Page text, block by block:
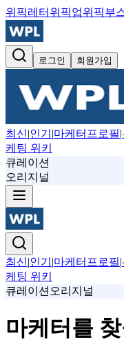
위픽레터 위픽업위픽부
로그인 회원가입
최신|인기 |마케터프로필|
케팅 위키
큐레이션
오리지널
최신|인기 |마케터프로필|
케팅 위키
큐레이션 오리지널
마케터를